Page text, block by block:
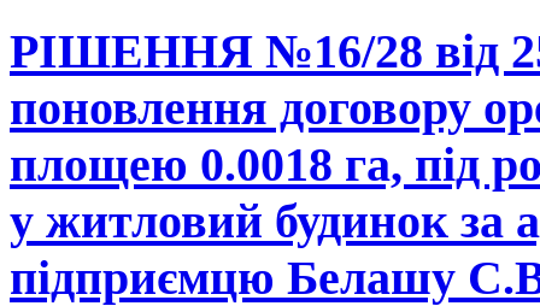
РІШЕННЯ №16/28 від
поновлення договору
площею 0.0018 га, під
у житловий будинок за
підприємцю Белашу